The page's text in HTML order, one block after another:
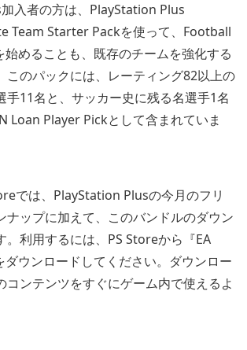
入者の方は、PlayStation Plus
Team Starter Packを使って、Football
めることも、既存のチームを強化する
このパックには、レーティング82以上の
手11名と、サッカー史に残る名選手1名
Loan Player Pickとして含まれていま
では、PlayStation Plusの今月のフリ
ナップに加えて、このバンドルのダウン
。利用するには、PS Storeから『EA
ダウンロードしてください。ダウンロー
コンテンツをすぐにゲーム内で使えるよ